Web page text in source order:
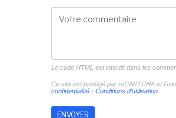
Le code HTML est interdit dans les
Ce site est protégé par reCAPTCHA et
confidentialité- Conditions d'utilisation